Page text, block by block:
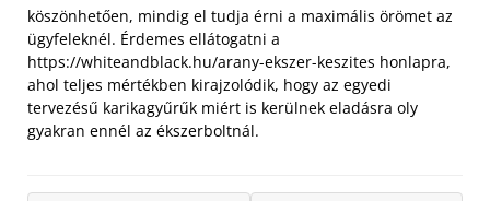
köszönhetően, mindig el tudja érni a maximális örömet az
ügyfeleknél. Érdemes ellátogatni a
https://whiteandblack.hu/arany-ekszer-keszites honlapra,
ahol teljes mértékben kirajzolódik, hogy az egyedi
tervezésű karikagyűrűk miért is kerülnek eladásra oly
gyakran ennél az ékszerboltnál.